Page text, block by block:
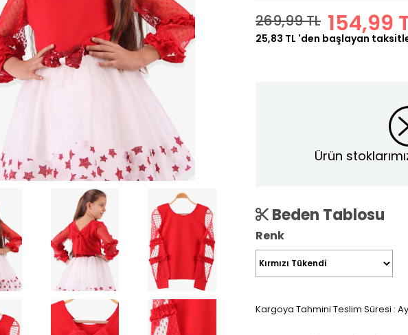
269,99 TL 154,99
25,83 TL 'den başlayan
Ürün
Beden Tablosu
Renk
Kargoya Tahmini Teslim Süresi :